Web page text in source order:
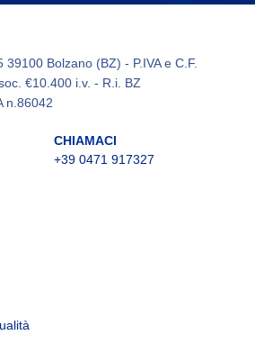
Bolzano (BZ) - P.IVA e C.F.
€10.400 i.v. - R.i. BZ
n.86042
CHIAMACI
+39 0471 917327